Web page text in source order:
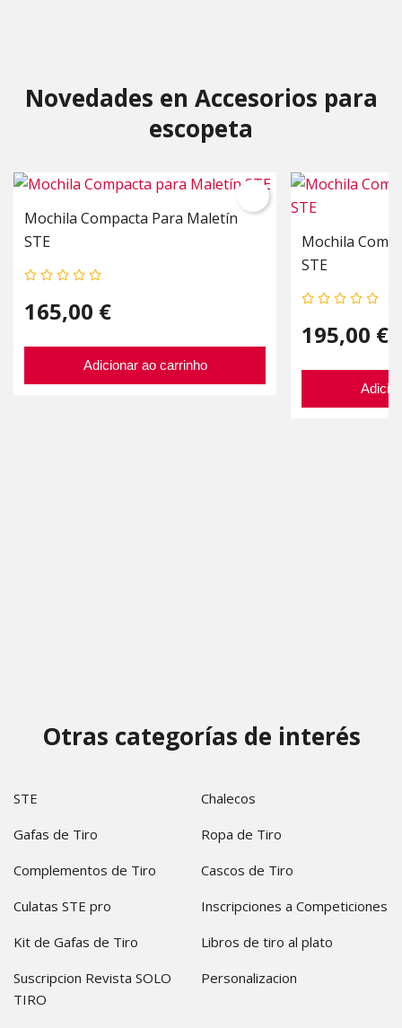
Novedades en Accesorios para
escopeta
Mochila Compacta Para Maletín
STE
165,00 €
Adicionar ao carrinho
Mochila
STE
195,00 €
Otras categorías de interés
STE
Chalecos
Gafas de Tiro
Ropa de Tiro
Complementos de Tiro
Cascos de Tiro
Culatas STE pro
Inscripciones a Competiciones
Kit de Gafas de Tiro
Libros de tiro al plato
Suscripcion Revista SOLO
TIRO
Personalizacion